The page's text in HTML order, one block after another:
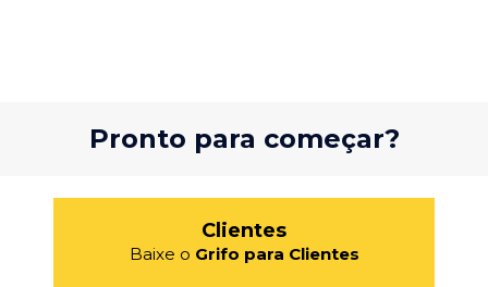
Pronto para começar?
Clientes
Baixe o Grifo para Clientes